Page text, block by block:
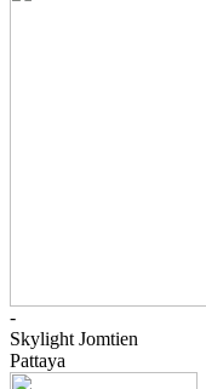
-
Skylight Jomtien
Pattaya